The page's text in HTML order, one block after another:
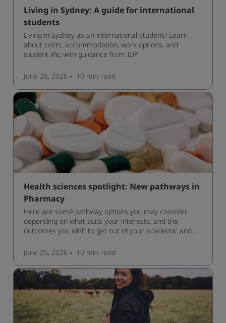
Living in Sydney: A guide for international
students
Living in Sydney as an international student? Learn
about costs, accommodation, work options, and
student life, with guidance from IDP.
June 28, 2026 10 min read
Health sciences spotlight: New pathways in
Pharmacy
Here are some pathway options you may consider
depending on what suits your interests, and the
outcomes you wish to get out of your academic and
qualification open to students seeking advanced
qualifications in the industry!
June 25, 2026 10 min read